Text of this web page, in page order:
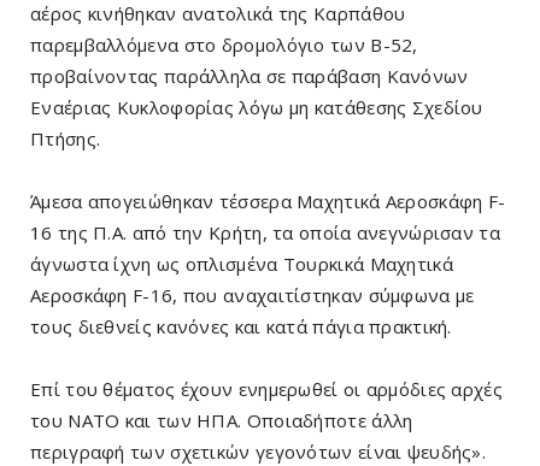
αέρος κινήθηκαν ανατολικά της Καρπάθου
παρεμβαλλόμενα στο δρομολόγιο των Β-52,
προβαίνοντας παράλληλα σε παράβαση Κανόνων
Εναέριας Κυκλοφορίας λόγω μη κατάθεσης Σχεδίου
Πτήσης.
Άμεσα απογειώθηκαν τέσσερα Μαχητικά Αεροσκάφη F-
16 της Π.Α. από την Κρήτη, τα οποία ανεγνώρισαν τα
άγνωστα ίχνη ως οπλισμένα Τουρκικά Μαχητικά
Αεροσκάφη F-16, που αναχαιτίστηκαν σύμφωνα με
τους διεθνείς κανόνες και κατά πάγια πρακτική.
Επί του θέματος έχουν ενημερωθεί οι αρμόδιες αρχές
του ΝΑΤΟ και των ΗΠΑ. Οποιαδήποτε άλλη
περιγραφή των σχετικών γεγονότων είναι ψευδής».